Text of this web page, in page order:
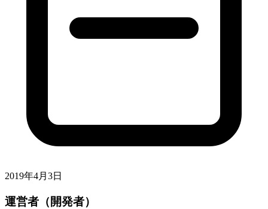
2019年4月3日
運営者（開発者）